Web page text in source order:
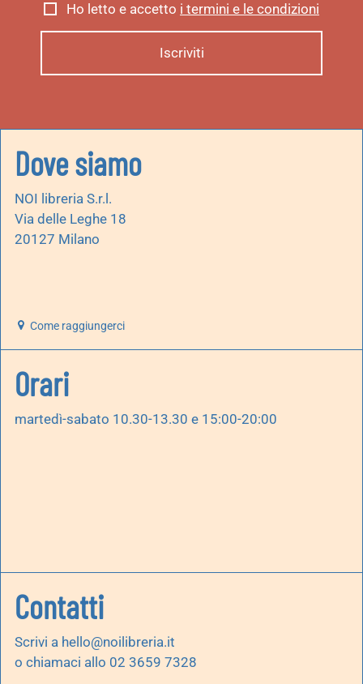
Ho letto e accetto i termini e le condizioni
Dove siamo
NOI libreria S.r.l.
Via delle Leghe 18
20127 Milano
Come raggiungerci
Orari
martedì-sabato 10.30-13.30 e 15:00-20:00
Contatti
Scrivi a hello@noilibreria.it
o chiamaci allo 02 3659 7328